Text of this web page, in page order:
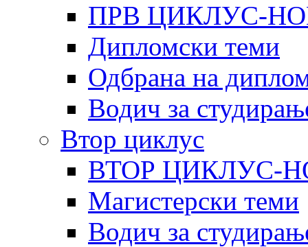
ПРВ ЦИКЛУС-
Дипломски теми
Одбрана на
Водич за
Втор циклус
ВТОР ЦИКЛУС-
Магистерски теми
Водич за